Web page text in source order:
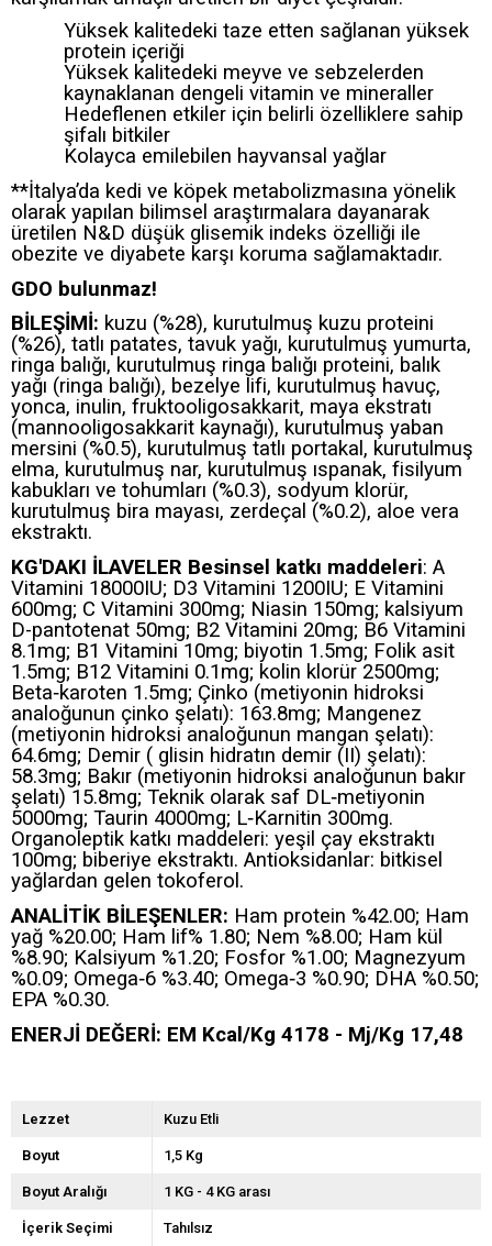
Yüksek kalitedeki taze etten sağlanan yüksek
protein içeriği
Yüksek kalitedeki meyve ve sebzelerden
kaynaklanan dengeli vitamin ve mineraller
Hedeflenen etkiler için belirli özelliklere sahip
şifalı bitkiler
Kolayca emilebilen hayvansal yağlar
**İtalya’da kedi ve köpek metabolizmasına yönelik
olarak yapılan bilimsel araştırmalara dayanarak
üretilen N&D düşük glisemik indeks özelliği ile
obezite ve diyabete karşı koruma sağlamaktadır.
GDO bulunmaz!
BİLEŞİMİ: kuzu (%28), kurutulmuş kuzu proteini
(%26), tatlı patates, tavuk yağı, kurutulmuş yumurta,
ringa balığı, kurutulmuş ringa balığı proteini, balık
yağı (ringa balığı), bezelye lifi, kurutulmuş havuç,
yonca, inulin, fruktooligosakkarit, maya ekstratı
(mannooligosakkarit kaynağı), kurutulmuş yaban
mersini (%0.5), kurutulmuş tatlı portakal, kurutulmuş
elma, kurutulmuş nar, kurutulmuş ıspanak, fisilyum
kabukları ve tohumları (%0.3), sodyum klorür,
kurutulmuş bira mayası, zerdeçal (%0.2), aloe vera
ekstraktı.
KG'DAKI İLAVELER Besinsel katkı maddeleri: A
Vitamini 18000IU; D3 Vitamini 1200IU; E Vitamini
600mg; C Vitamini 300mg; Niasin 150mg; kalsiyum
D-pantotenat 50mg; B2 Vitamini 20mg; B6 Vitamini
8.1mg; B1 Vitamini 10mg; biyotin 1.5mg; Folik asit
1.5mg; B12 Vitamini 0.1mg; kolin klorür 2500mg;
Beta‐karoten 1.5mg; Çinko (metiyonin hidroksi
analoğunun çinko şelatı): 163.8mg; Mangenez
(metiyonin hidroksi analoğunun mangan şelatı):
64.6mg; Demir ( glisin hidratın demir (II) şelatı):
58.3mg; Bakır (metiyonin hidroksi analoğunun bakır
şelatı) 15.8mg; Teknik olarak saf DL‐metiyonin
5000mg; Taurin 4000mg; L‐Karnitin 300mg.
Organoleptik katkı maddeleri: yeşil çay ekstraktı
100mg; biberiye ekstraktı. Antioksidanlar: bitkisel
yağlardan gelen tokoferol.
ANALİTİK BİLEŞENLER: Ham protein %42.00; Ham
yağ %20.00; Ham lif% 1.80; Nem %8.00; Ham kül
%8.90; Kalsiyum %1.20; Fosfor %1.00; Magnezyum
%0.09; Omega‐6 %3.40; Omega‐3 %0.90; DHA %0.50;
EPA %0.30.
ENERJİ DEĞERİ: EM Kcal/Kg 4178 - Mj/Kg 17,48
Lezzet Kuzu Etli
Boyut 1,5 Kg
Boyut Aralığı 1 KG - 4 KG arası
İçerik Seçimi Tahılsız